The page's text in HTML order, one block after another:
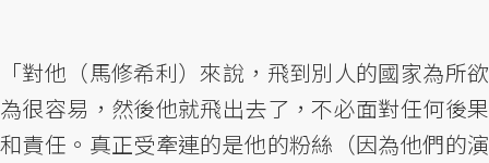
「對他（馬修希利）來說，飛到別人的國家為所欲
為很容易，然後他就飛出去了，不必面對任何後果
和責任。真正受牽連的是他的粉絲（因為他們的演